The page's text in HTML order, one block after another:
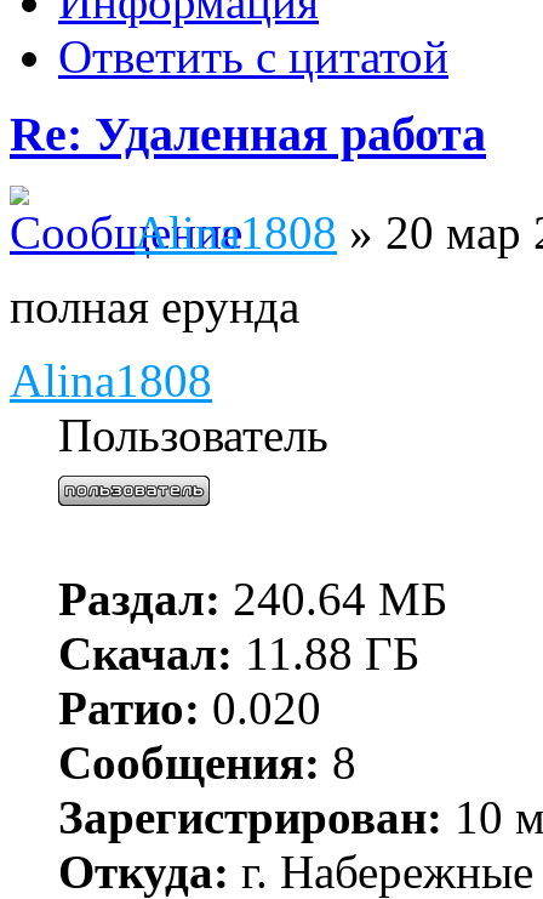
Ответить с цитатой
Re: Удаленная работа
Alina1808 » 20 мар
полная ерунда
Alina1808
Пользователь
Раздал: 240.64 МБ
Скачал: 11.88 ГБ
Ратио: 0.020
Сообщения: 8
Зарегистрирован: 10
Откуда: г.